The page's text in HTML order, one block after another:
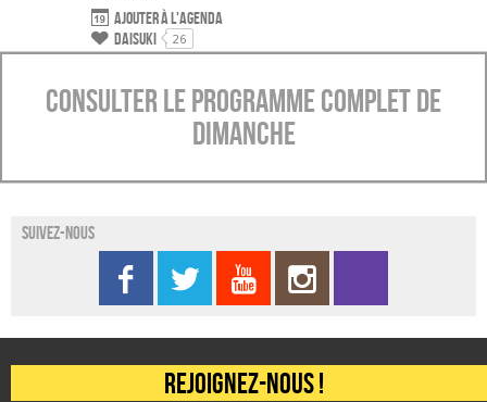
Ajouter à l'agenda
Daisuki
26
Consulter le programme complet de
Dimanche
Suivez-nous
Rejoignez-nous !